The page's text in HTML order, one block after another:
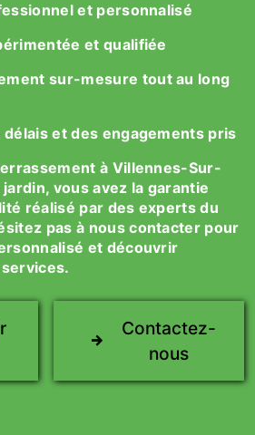
et personnalisé
et qualifiée
sur-mesure tout au long
et des engagements pris
à Villennes-Sur-
vous avez la garantie
réalisé par des experts du
pas à nous contacter pour
et découvrir
Contactez-
nous